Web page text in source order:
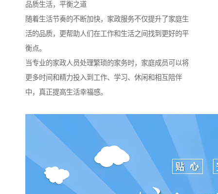
品质生活，平衡之道
随着生活节奏的不断加快，家政服务不仅提升了家庭生
活的品质，更帮助人们在工作和生活之间找到更好的平
衡点。
当专业的家政人员处理繁琐的家务时，家庭成员可以将
更多时间和精力投入到工作、学习、休闲和相互陪伴
中，真正提高生活幸福感。